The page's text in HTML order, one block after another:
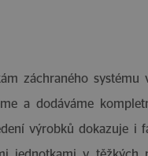
záchraného
a dodáváme
výrobků dokazuje i